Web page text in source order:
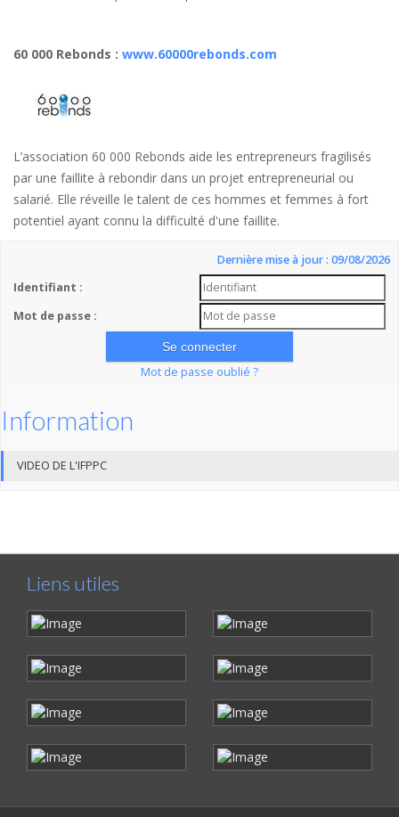
60 000 Rebonds : www.60000rebonds.com
L’association 60 000 Rebonds aide les entrepreneurs fragilisés
par une faillite à rebondir dans un projet entrepreneurial ou
salarié. Elle réveille le talent de ces hommes et femmes à fort
potentiel ayant connu la difficulté d'une faillite.
Dernière mise à jour : 09/08/2026
Identifiant :
Mot de passe :
Mot de passe oublié ?
Information
VIDEO DE L'IFPPC
Liens utiles